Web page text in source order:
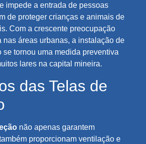
impede a entrada de pessoas
de proteger crianças e animais de
Com a crescente preocupação
nas áreas urbanas, a instalação de
se tornou uma medida preventiva
lares na capital mineira.
das Telas de
não apenas garantem
proporcionam ventilação e